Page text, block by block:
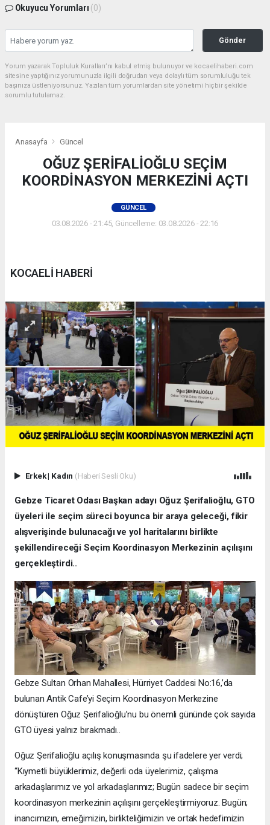
Okuyucu Yorumları (0)
Gönder
Yorum yazarak Topluluk Kuralları’nı kabul etmiş bulunuyor ve kocaelihaberi.com
sitesine yaptığınız yorumunuzla ilgili doğrudan veya dolaylı tüm sorumluluğu tek
başınıza üstleniyorsunuz. Yazılan tüm yorumlardan site yönetimi hiçbir şekilde
sorumlu tutulamaz.
Anasayfa Güncel
OĞUZ ŞERİFALİOĞLU SEÇİM
KOORDİNASYON MERKEZİNİ AÇTI
GÜNCEL
03.08.2026 - 21:45, Güncelleme: 03.08.2026 - 22:16
KOCAELİ HABERİ
Erkek| Kadın (Haberi Sesli Oku)
Gebze Ticaret Odası Başkan adayı Oğuz Şerifalioğlu, GTO
üyeleri ile seçim süreci boyunca bir araya geleceği, fikir
alışverişinde bulunacağı ve yol haritalarını birlikte
şekillendireceği Seçim Koordinasyon Merkezinin açılışını
gerçekleştirdi..
Gebze Sultan Orhan Mahallesi, Hürriyet Caddesi No:16,’da
bulunan Antik Cafe’yi Seçim Koordinasyon Merkezine
dönüştüren Oğuz Şerifalioğlu’nu bu önemli gününde çok sayıda
GTO üyesi yalnız bırakmadı..
Oğuz Şerifalioğlu açılış konuşmasında şu ifadelere yer verdi;
“Kıymetli büyüklerimiz, değerli oda üyelerimiz, çalışma
arkadaşlarımız ve yol arkadaşlarımız; Bugün sadece bir seçim
koordinasyon merkezinin açılışını gerçekleştirmiyoruz. Bugün;
inancımızın, emeğimizin, birlikteliğimizin ve ortak hedefimizin